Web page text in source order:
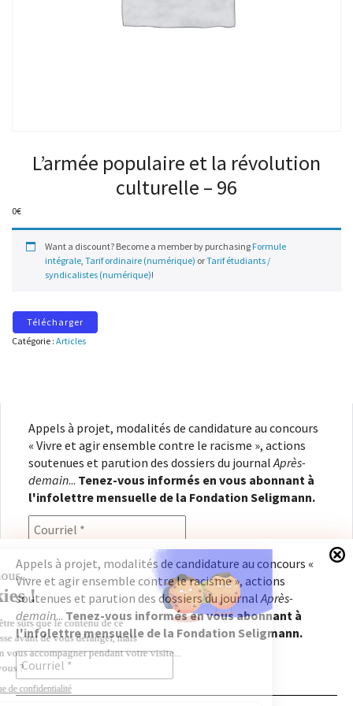
L’armée populaire et la révolution
culturelle – 96
0€
Want a discount? Become a member by purchasing Formule
intégrale, Tarif ordinaire (numérique) orTarif étudiants /
syndicalistes (numérique)!
Télécharger
Catégorie : Articles
Appels à projet, modalités de candidature au concours
« Vivre et agir ensemble contre le racisme », actions
soutenues et parution des dossiers du journal Après-
demain... Tenez-vous informés en vous abonnant à
l'infolettre mensuelle de la Fondation Seligmann.
En renseignant votre adresse électronique, vous
consentez à recevoir l'infolettre de la Fondation
Seligmann, conformément à notrepolitique de
confidentialité. Il vous sera possible de vous
désabonner à tout moment.
Appels à projet, modalités de candidature au concours «
Vivre et agir ensemble contre le racisme », actions
soutenues et parution des dossiers du journalAprès-
demain... Tenez-vous informés en vous abonnant à
l'infolettre mensuelle de la Fondation Seligmann.